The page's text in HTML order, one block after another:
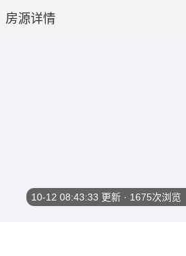
房源详情
10-12 08:43:33 更新 · 1675次浏览